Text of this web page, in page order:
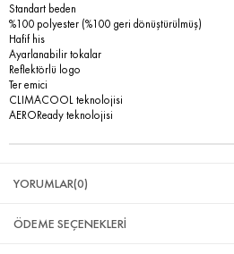
Standart beden
%100 polyester (%100 geri dönüştürülmüş)
Hafif his
Ayarlanabilir tokalar
Reflektörlü logo
Ter emici
CLIMACOOL teknolojisi
AEROReady teknolojisi
YORUMLAR(0)
ÖDEME SEÇENEKLERI